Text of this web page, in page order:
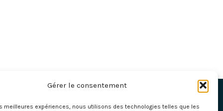
Gérer le consentement
meilleures expériences, nous utilisons des technologies telles que les